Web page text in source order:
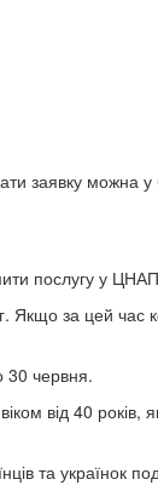
заявку можна
послугу у
Якщо за цей
30 червня.
від 40
та українок